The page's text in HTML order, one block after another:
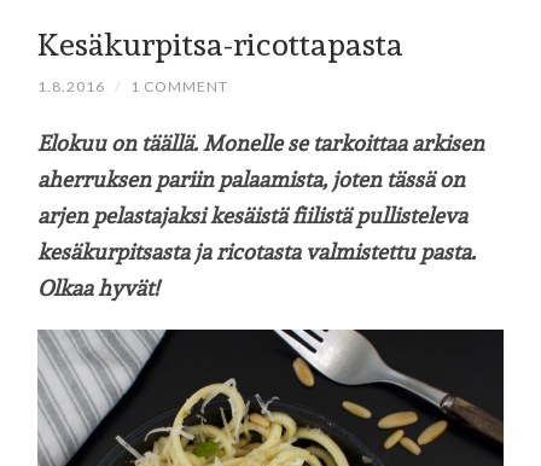
Kesäkurpitsa-ricottapasta
1.8.2016 / 1 COMMENT
Elokuu on täällä. Monelle se tarkoittaa arkisen
aherruksen pariin palaamista, joten tässä on
arjen pelastajaksi kesäistä fiilistä pullisteleva
kesäkurpitsasta ja ricotasta valmistettu pasta.
Olkaa hyvät!